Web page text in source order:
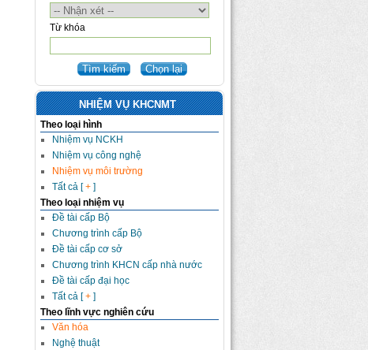
Từ khóa
NHIỆM VỤ KHCNMT
Theo loại hình
Nhiệm vụ NCKH
Nhiệm vụ công nghệ
Nhiệm vụ môi trường
Tất cả [+ ]
Theo loại nhiệm vụ
Đề tài cấp Bộ
Chương trình cấp Bộ
Đề tài cấp cơ sở
Chương trình KHCN cấp nhà nước
Đề tài cấp đại học
Tất cả [+ ]
Theo lĩnh vực nghiên cứu
Văn hóa
Nghệ thuật